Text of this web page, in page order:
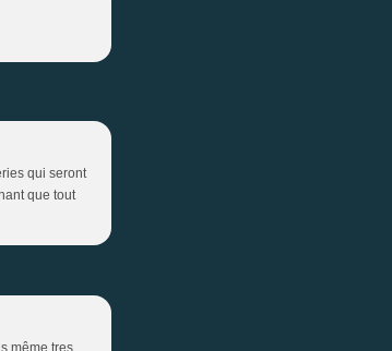
qui seront
que tout
même tres